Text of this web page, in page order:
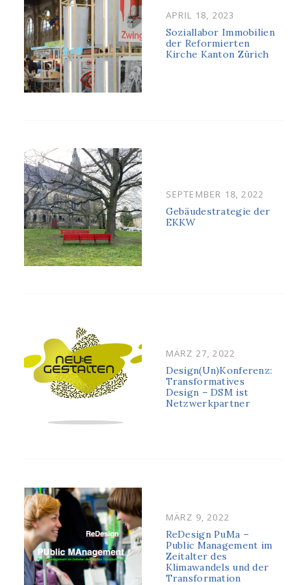
POSTED
ON
APRIL 18, 2023
Soziallabor Immobilien
der Reformierten
Kirche Kanton Zürich
POSTED
ON
SEPTEMBER 18, 2022
Gebäudestrategie der
EKKW
POSTED
ON
MÄRZ 27, 2022
Design(Un)Konferenz:
Transformatives
Design – DSM ist
Netzwerkpartner
POSTED
ON
MÄRZ 9, 2022
ReDesign PuMa –
Public Management im
Zeitalter des
Klimawandels und der
Transformation